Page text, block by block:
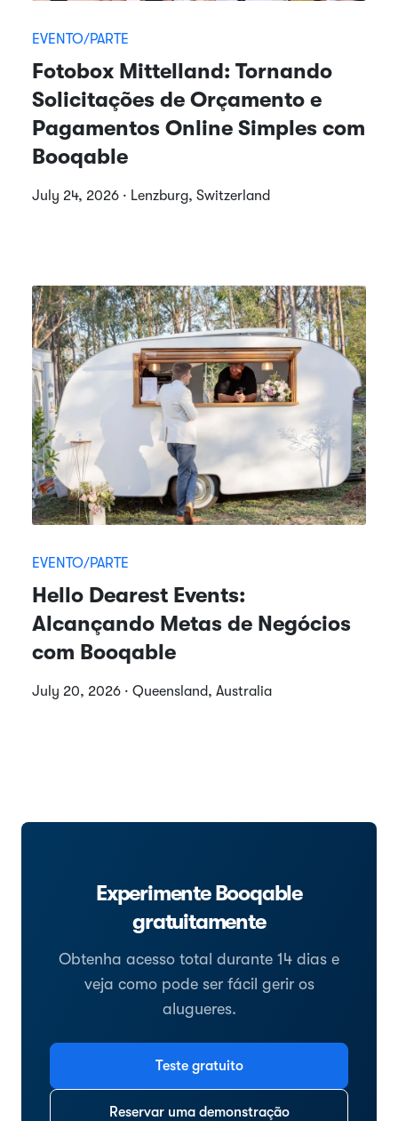
EVENTO/PARTE
Fotobox Mittelland: Tornando
Solicitações de Orçamento e
Pagamentos Online Simples com
Booqable
July 24, 2026 · Lenzburg, Switzerland
EVENTO/PARTE
Hello Dearest Events:
Alcançando Metas de Negócios
com Booqable
July 20, 2026 · Queensland, Australia
Experimente Booqable
gratuitamente
Obtenha acesso total durante 14 dias e
veja como pode ser fácil gerir os
alugueres.
Teste gratuito
Reservar uma demonstração